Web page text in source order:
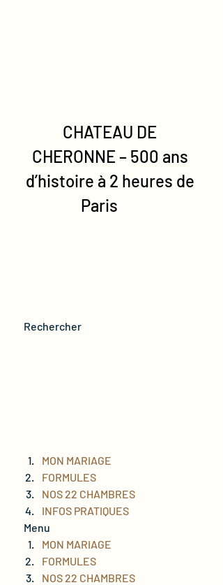
CHATEAU DE
CHERONNE – 500 ans
d’histoire à 2 heures de
Paris
  Rechercher
MON MARIAGE
FORMULES
NOS 22 CHAMBRES
INFOS PRATIQUES
  Menu
MON MARIAGE
FORMULES
NOS 22 CHAMBRES